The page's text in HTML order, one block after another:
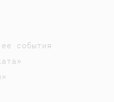
события